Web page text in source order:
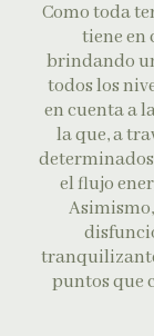
Como toda
tiene en
brindando
todos los
en cuenta a
la que, a
el flujo
puntos que